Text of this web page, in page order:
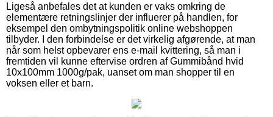
Ligeså anbefales det at kunden er vaks omkring de
elementære retningslinjer der influerer på handlen, for
eksempel den ombytningspolitik online webshoppen
tilbyder. I den forbindelse er det virkelig afgørende, at man
når som helst opbevarer ens e-mail kvittering, så man i
fremtiden vil kunne eftervise ordren af Gummibånd hvid
10x100mm 1000g/pak, uanset om man shopper til en
voksen eller et barn.